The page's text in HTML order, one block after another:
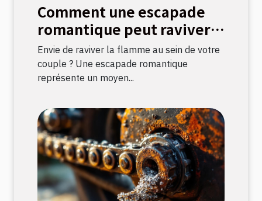
Comment une escapade
romantique peut raviver
la flamme amoureuse ?
Envie de raviver la flamme au sein de votre
couple ? Une escapade romantique
représente un moyen...